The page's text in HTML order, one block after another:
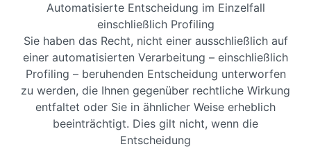
Automatisierte Entscheidung im Einzelfall
einschließlich Profiling
Sie haben das Recht, nicht einer ausschließlich auf
einer automatisierten Verarbeitung – einschließlich
Profiling – beruhenden Entscheidung unterworfen
zu werden, die Ihnen gegenüber rechtliche Wirkung
entfaltet oder Sie in ähnlicher Weise erheblich
beeinträchtigt. Dies gilt nicht, wenn die
Entscheidung